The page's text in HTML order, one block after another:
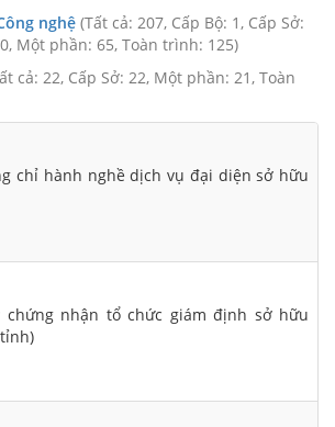
nghệ (Tất cả: 207, Cấp Bộ: 1, Cấp Sở:
Một phần: 65, Toàn trình: 125)
cả: 22, Cấp Sở: 22, Một phần: 21, Toàn
chỉ hành nghề dịch vụ đại diện sở hữu
chứng nhận tổ chức giám định sở hữu